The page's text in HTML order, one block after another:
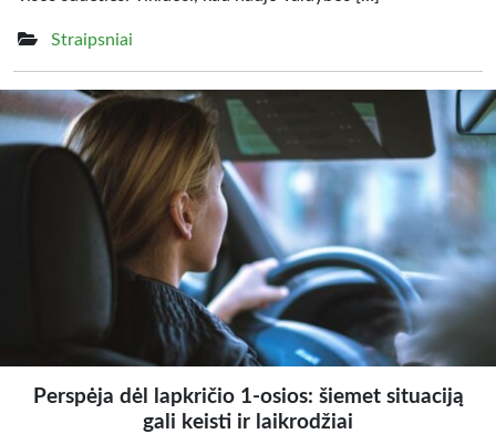
Straipsniai
Perspėja dėl lapkričio 1-osios: šiemet situaciją
gali keisti ir laikrodžiai